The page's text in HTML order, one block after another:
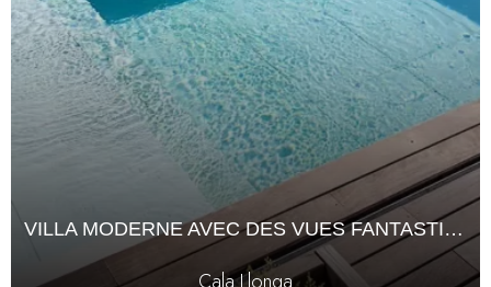
VILLA MODERNE AVEC DES VUES FANTASTIQUES À VENDRE À CALA LLONGA
Cala Llonga